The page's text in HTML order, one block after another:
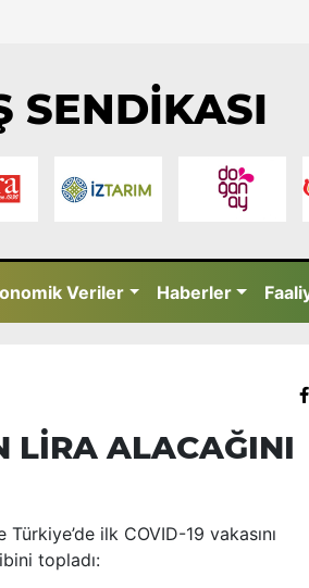
SENDİKASI
Veriler Haberler
LİRA ALACAĞINI
ilk COVID-19 vakasını
topladı: